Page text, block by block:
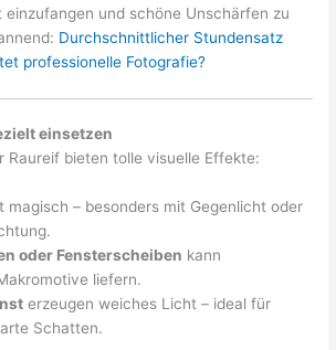
und schöne Unschärfen zu
Durchschnittlicher Stundensatz
professionelle Fotografie?
einsetzen
Raureif bieten tolle visuelle Effekte:
magisch – besonders mit Gegenlicht oder
oder Fensterscheiben kann
liefern.
erzeugen weiches Licht – ideal für
Schatten.